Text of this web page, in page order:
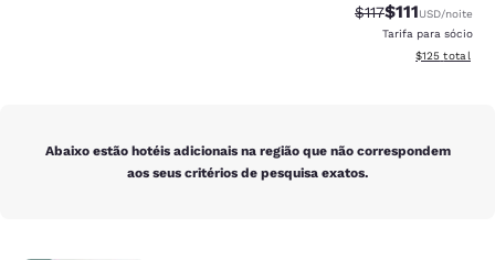
Tarifa anterior
$117Tarifa com
$111USD/noite
Tarifa para sócio
Exibir
$125 total
Abaixo estão hotéis adicionais na região que não correspondem
aos seus critérios de pesquisa exatos.